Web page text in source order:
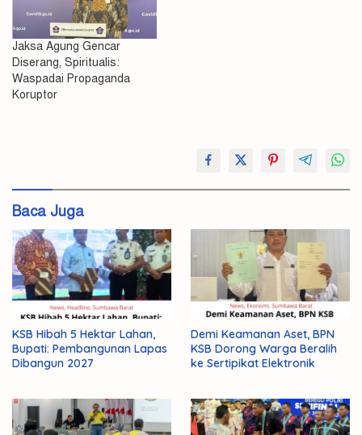
Jaksa Agung Gencar
Diserang, Spiritualis:
Waspadai Propaganda
Koruptor
Baca Juga
KSB Hibah 5 Hektar Lahan,
Bupati: Pembangunan Lapas
Dibangun 2027
Demi Keamanan Aset, BPN
KSB Dorong Warga Beralih
ke Sertipikat Elektronik